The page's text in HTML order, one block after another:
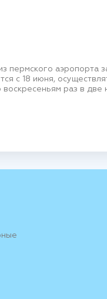
пермского
с 18 июня,
воскресеньям раз в две